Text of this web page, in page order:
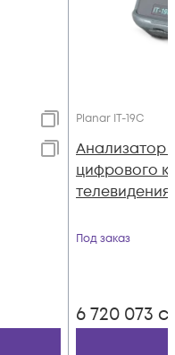
Planar IT-19C
Анализатор
цифрового
Под заказ
6 720 073